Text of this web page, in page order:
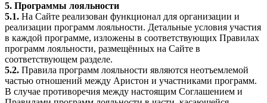
5. Программы лояльности
5.1. На Сайте реализован функционал для организации и
реализации программ лояльности. Детальные условия участия
в каждой программе, изложены в соответствующих Правилах
программ лояльности, размещённых на Сайте в
соответствующем разделе.
5.2. Правила программ лояльности являются неотъемлемой
частью отношений между Аристон и участниками программ.
В случае противоречия между настоящим Соглашением и